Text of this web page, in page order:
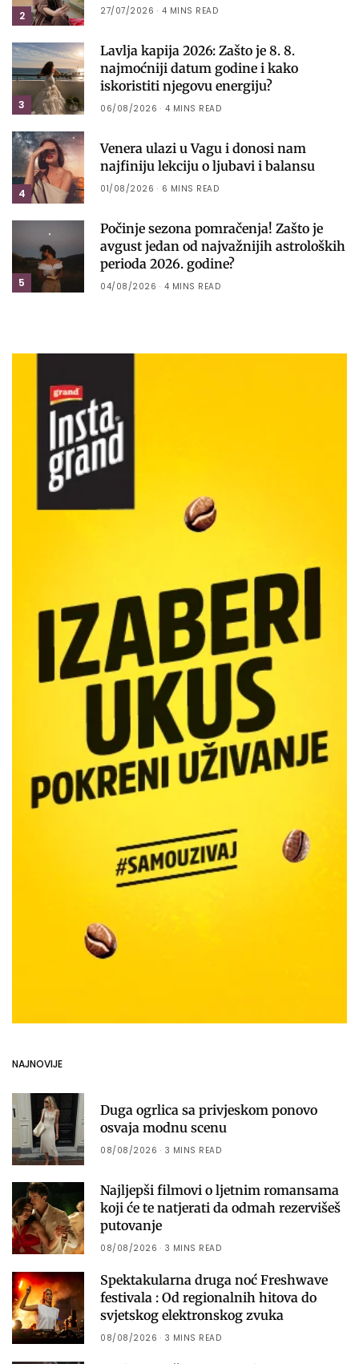
2 27/07/2026 4 MINS READ
3
Lavlja kapija 2026: Zašto je 8. 8.
najmoćniji datum godine i kako
iskoristiti njegovu energiju?
06/08/2026 4 MINS READ
4
Venera ulazi u Vagu i donosi nam
najfiniju lekciju o ljubavi i balansu
01/08/2026 6 MINS READ
5
Počinje sezona pomračenja! Zašto je
avgust jedan od najvažnijih astroloških
perioda 2026. godine?
04/08/2026 4 MINS READ
NAJNOVIJE
Duga ogrlica sa privjeskom ponovo
osvaja modnu scenu
08/08/2026 3 MINS READ
Najljepši filmovi o ljetnim romansama
koji će te natjerati da odmah rezervišeš
putovanje
08/08/2026 3 MINS READ
Spektakularna druga noć Freshwave
festivala : Od regionalnih hitova do
svjetskog elektronskog zvuka
08/08/2026 3 MINS READ